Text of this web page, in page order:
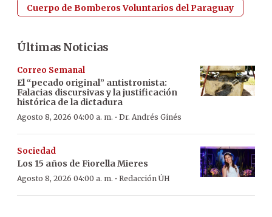
Cuerpo de Bomberos Voluntarios del Paraguay
Últimas Noticias
Correo Semanal
El “pecado original” antistronista:
Falacias discursivas y la justificación
histórica de la dictadura
Agosto 8, 2026 04:00 a. m. · Dr. Andrés Ginés
Sociedad
Los 15 años de Fiorella Mieres
Agosto 8, 2026 04:00 a. m. · Redacción ÚH